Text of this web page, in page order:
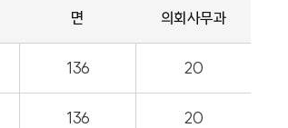
면 의회사무과
136 20
136 20